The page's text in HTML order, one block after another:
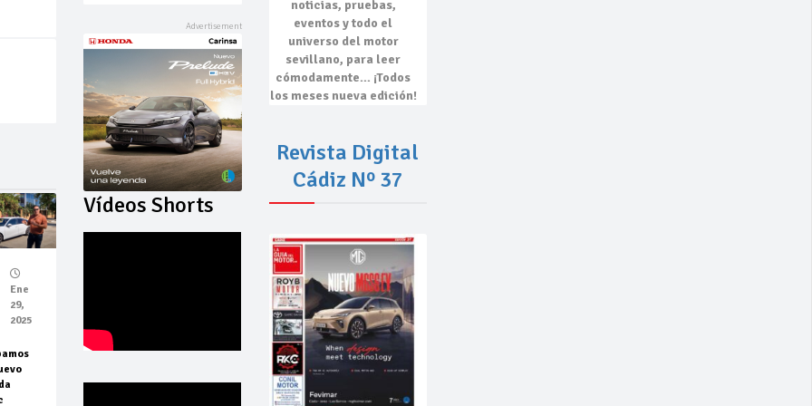
Ene
29,
2025
Vídeos Shorts
noticias, pruebas,
eventosy todo el
universo del motor
sevillano, para leer
cómodamente… ¡Todos
los meses nueva edición!
Revista Digital
Cádiz Nº 37